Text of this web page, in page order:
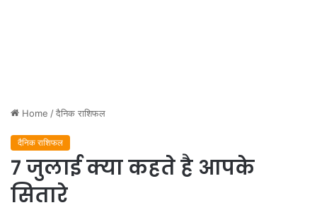
Home /दैनिक राशिफल
दैनिक राशिफल
7 जुलाई क्या कहते है आपके
सितारे